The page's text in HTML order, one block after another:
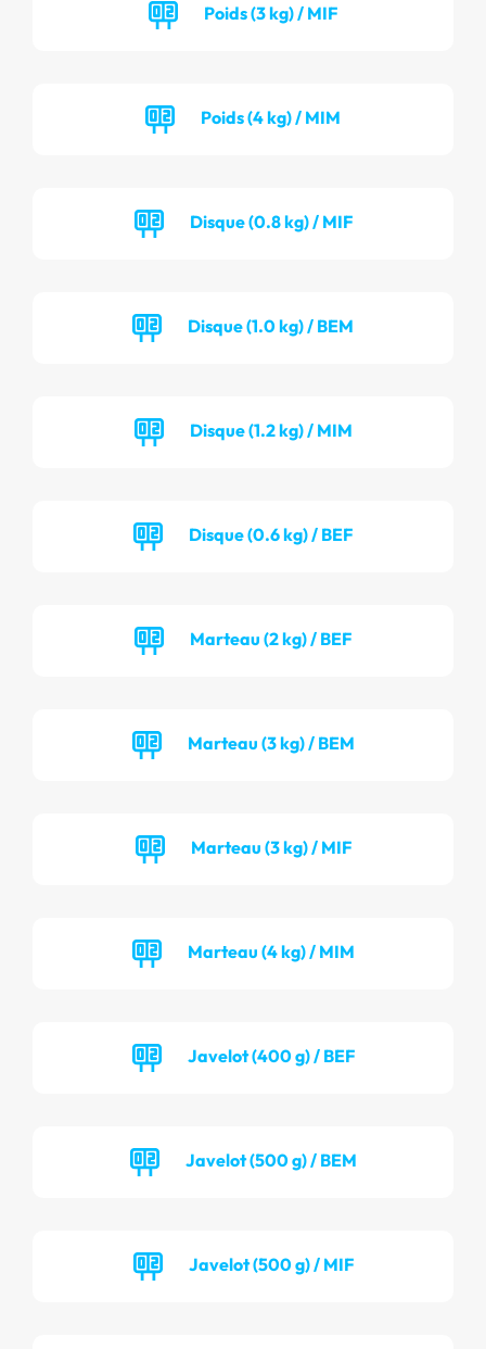
Poids (3 kg) / MIF
Poids (4 kg) / MIM
Disque (0.8 kg) / MIF
Disque (1.0 kg) / BEM
Disque (1.2 kg) / MIM
Disque (0.6 kg) / BEF
Marteau (2 kg) / BEF
Marteau (3 kg) / BEM
Marteau (3 kg) / MIF
Marteau (4 kg) / MIM
Javelot (400 g) / BEF
Javelot (500 g) / BEM
Javelot (500 g) / MIF